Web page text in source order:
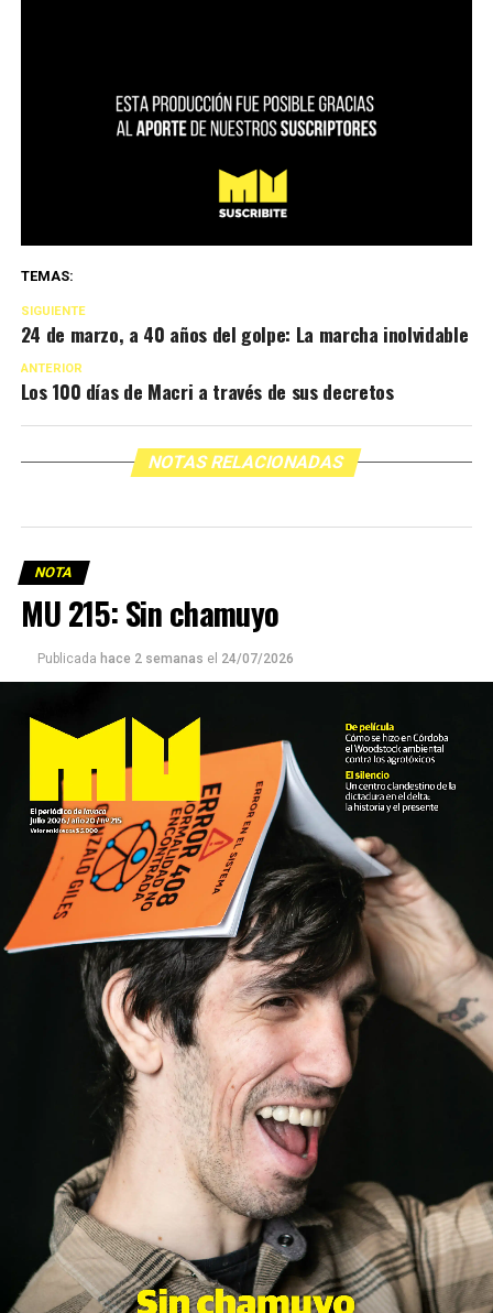
TEMAS:
SIGUIENTE
24 de marzo, a 40 años del golpe: La marcha inolvidable
ANTERIOR
Los 100 días de Macri a través de sus decretos
NOTAS RELACIONADAS
NOTA
MU 215: Sin chamuyo
Publicada hace 2 semanas el 24/07/2026